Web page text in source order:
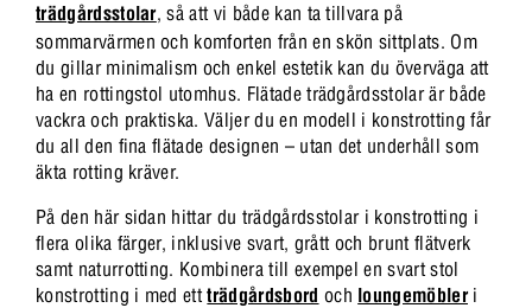
trädgårdsstolar, så att vi både kan ta tillvara på
sommarvärmen och komforten från en skön sittplats. Om
du gillar minimalism och enkel estetik kan du överväga att
ha en rottingstol utomhus. Flätade trädgårdsstolar är både
vackra och praktiska. Väljer du en modell i konstrotting får
du all den fina flätade designen – utan det underhåll som
äkta rotting kräver.
På den här sidan hittar du trädgårdsstolar i konstrotting i
flera olika färger, inklusive svart, grått och brunt flätverk
samt naturrotting. Kombinera till exempel en svart stol
konstrotting i med ettträdgårdsbord och loungemöbleri